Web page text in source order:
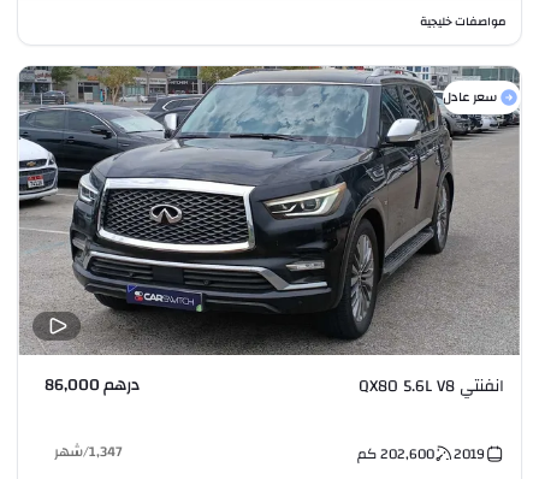
مواصفات خليجية
سعر عادل
انفنتي QX80 5.6L V8 درهم 86,000
2019
202,600كم 1,347
/شهر